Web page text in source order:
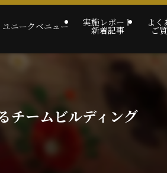
ユニークベニュー 実施レポート
新着記事
よく
ご
チームビルディング